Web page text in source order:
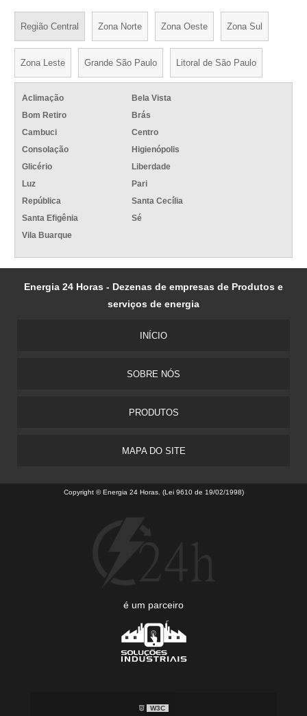
Região Central Zona Norte Zona Oeste Zona Sul
Zona Leste Grande São Paulo Litoral de São Paulo
Aclimação
Bela Vista
Bom Retiro
Brás
Cambuci
Centro
Consolação
Higienópolis
Glicério
Liberdade
Luz
Pari
República
Santa Cecília
Santa Efigênia
Sé
Vila Buarque
Energia 24 Horas - Dezenas de empresas de Produtos e
serviços de energia
INÍCIO
SOBRE NÓS
PRODUTOS
MAPA DO SITE
Copyright © Energia 24 Horas. (Lei 9610 de 19/02/1998)
é um parceiro
W3C